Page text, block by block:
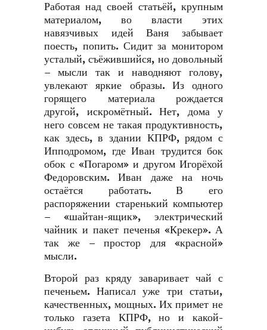
Работая над своей статьёй, крупным
материалом, во власти этих
навязчивых идей Ваня забывает
поесть, попить. Сидит за монитором
усталый, съёжившийся, но довольный
– мысли так и наводняют голову,
увлекают яркие образы. Из одного
горящего материала рождается
другой, искромётный. Нет, дома у
него совсем не такая продуктивность,
как здесь, в здании КПРФ, рядом с
Ипподромом, где Иван трудится бок
обок с «Погаром» и другом Игорёхой
Федоровским. Иван даже на ночь
остаётся работать. В его
распоряжении старенький компьютер
– «шайтан-ящик», электрический
чайник и пакет печенья «Крекер». А
так же – простор для «красной»
мысли.
Второй раз кряду заваривает чай с
печеньем. Написал уже три статьи,
качественных, мощных. Их примет не
только газета КПРФ, но и какой-